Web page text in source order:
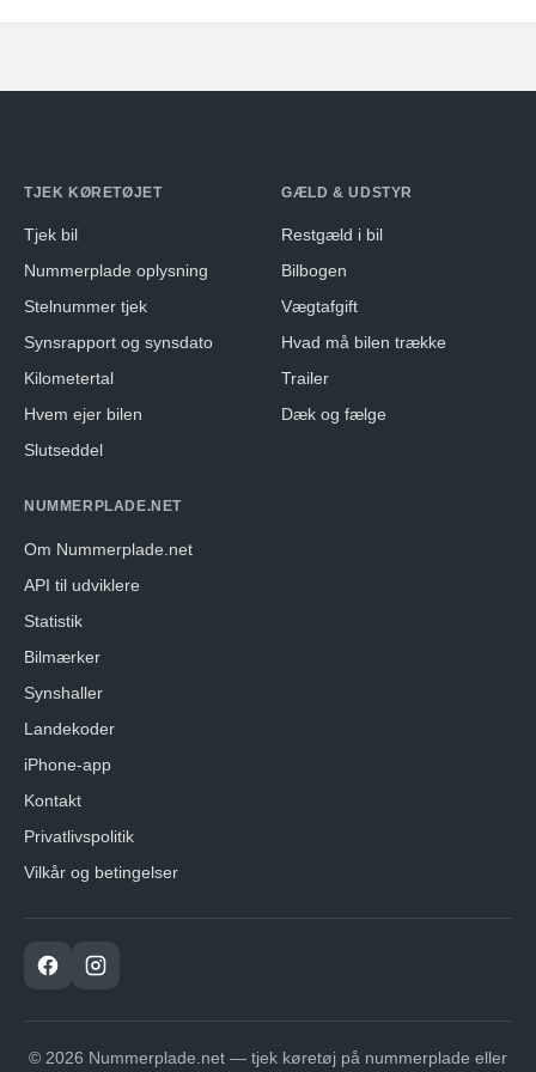
TJEK KØRETØJET
Tjek bil
Nummerplade oplysning
Stelnummer tjek
Synsrapport og synsdato
Kilometertal
Hvem ejer bilen
Slutseddel
GÆLD & UDSTYR
Restgæld i bil
Bilbogen
Vægtafgift
Hvad må bilen trække
Trailer
Dæk og fælge
NUMMERPLADE.NET
Om Nummerplade.net
API til udviklere
Statistik
Bilmærker
Synshaller
Landekoder
iPhone-app
Kontakt
Privatlivspolitik
Vilkår og betingelser
© 2026 Nummerplade.net — tjek køretøj på nummerplade eller